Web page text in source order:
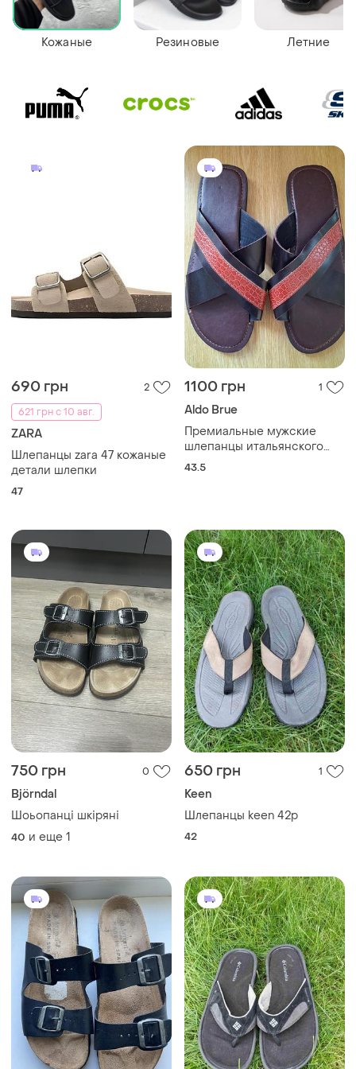
690 грн
2
621 грн с 10 авг.
ZARA
Шлепанцы zara 47 кожаные
детали шлепки
47
1100 грн 1
Aldo Brue
Премиальные мужские
шлепанцы итальянского
бренда aldo brue.из гладкой
43.5
750 грн 0
Björndal
Шоьопанці шкіряні
40 и еще 1
650 грн 1
Keen
Шлепанцы keen 42р
42
Кожаные Резиновые Летние